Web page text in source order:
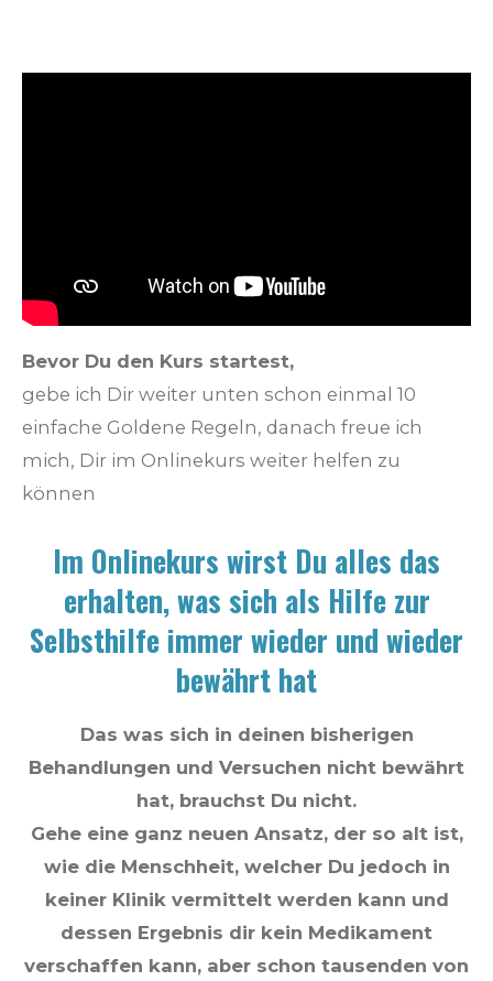
Bevor Du den Kurs startest,
gebe ich Dir weiter unten schon einmal 10
einfache Goldene Regeln, danach freue ich
mich, Dir im Onlinekurs weiter helfen zu
können
Im Onlinekurs wirst Du alles das
erhalten, was sich als Hilfe zur
Selbsthilfe immer wieder und wieder
bewährt hat
Das was sich in deinen bisherigen
Behandlungen und Versuchen nicht bewährt
hat, brauchst Du nicht.
Gehe eine ganz neuen Ansatz, der so alt ist,
wie die Menschheit, welcher Du jedoch in
keiner Klinik vermittelt werden kann und
dessen Ergebnis dir kein Medikament
verschaffen kann, aber schon tausenden von